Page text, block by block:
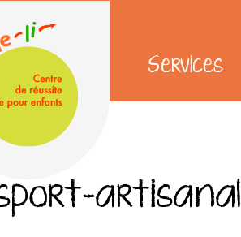
Services
artisanal